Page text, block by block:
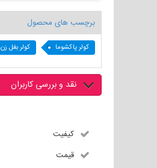
برچسب های محصول
کولر پاکشوما کولر بغل زن
نقد و بررسی کاربران
کیفیت
قیمت